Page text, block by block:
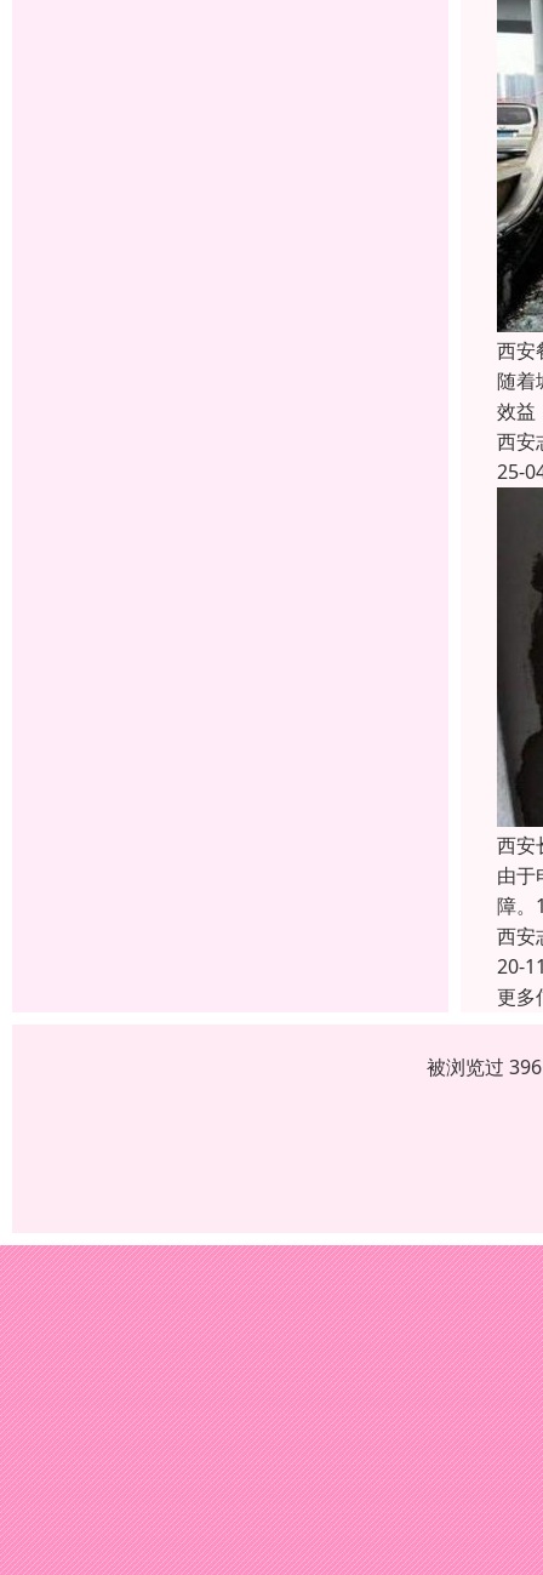
西安
随着
效益
西安
25-
西安
由于
障。
西安
20-
更多
被浏览过